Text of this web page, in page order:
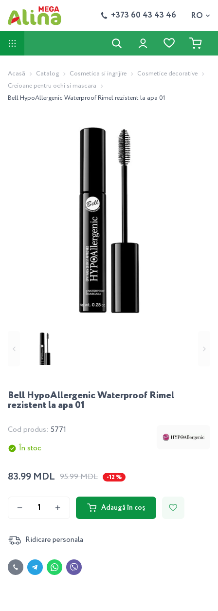
+373 60 43 43 46 RO
Acasă Catalog Cosmetica si ingrijire
Cosmetice decorative
Creioane pentru ochi si mascara
Bell HypoAllergenic Waterproof Rimel rezistent la apa 01
Bell HypoAllergenic Waterproof Rimel
rezistent la apa 01
Cod produs: 5771
În stoc
83.99 MDL 95.99 MDL -12 %
Adaugă în coș
Ridicare personala